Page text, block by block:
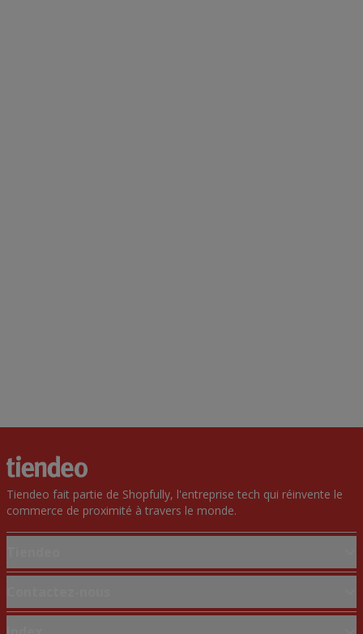
Tiendeo fait partie de Shopfully, l'entreprise tech qui réinvente le
commerce de proximité à travers le monde.
Solutions professionnelles